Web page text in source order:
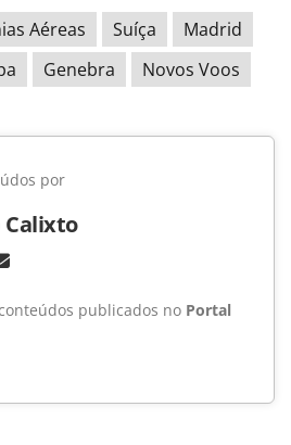
Aéreas Suíça
Madrid
Genebra Novos Voos
por
Calixto
publicados no Portal